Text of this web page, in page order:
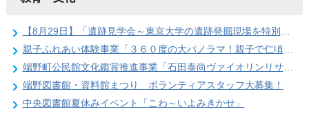
【8月29日】「遺跡見学会～東京大学の遺跡発掘現場を特別公開」参加者を募集します
親子ふれあい体験事業「３６０度の大パノラマ！親子で仁頃登山」の参加者募集のお知らせ
端野町公民館文化鑑賞推進事業「石田泰尚ヴァイオリンリサイタル」を開催します
端野図書館・資料館まつり ボランティアスタッフ大募集！
中央図書館夏休みイベント「こわ～いよみきかせ」